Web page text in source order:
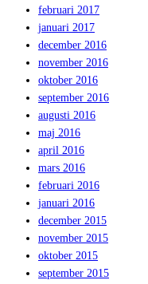
februari 2017
januari 2017
december 2016
november 2016
oktober 2016
september 2016
augusti 2016
maj 2016
april 2016
mars 2016
februari 2016
januari 2016
december 2015
november 2015
oktober 2015
september 2015